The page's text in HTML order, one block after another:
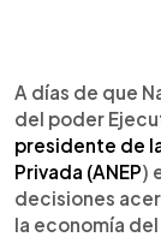
►
A días de que
del poder
presidente de
Privada (ANEP)
decisiones
la economía del